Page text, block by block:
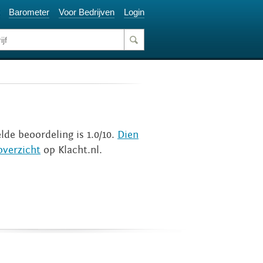
Barometer Voor Bedrijven Login
beoordeling is 1.0/10. Dien
op Klacht.nl.